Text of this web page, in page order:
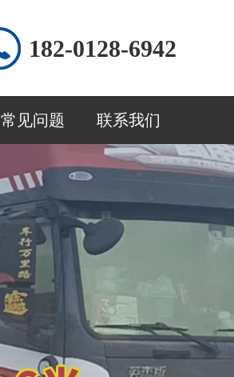
182-0128-6942
常见问题 联系我们